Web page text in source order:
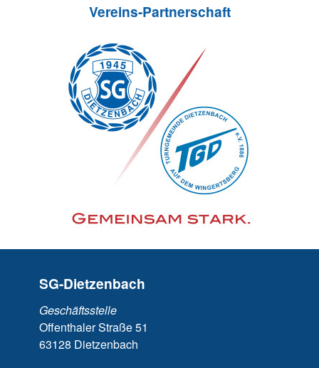
Vereins-Partnerschaft
SG-Dietzenbach
Geschäftsstelle
Offenthaler Straße 51
63128 Dietzenbach